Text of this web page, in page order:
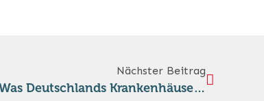
Nächster Beitrag
Neutralität aufgeben — und dann? Was Deutschlands Krankenhäuser der Schweiz zeigen